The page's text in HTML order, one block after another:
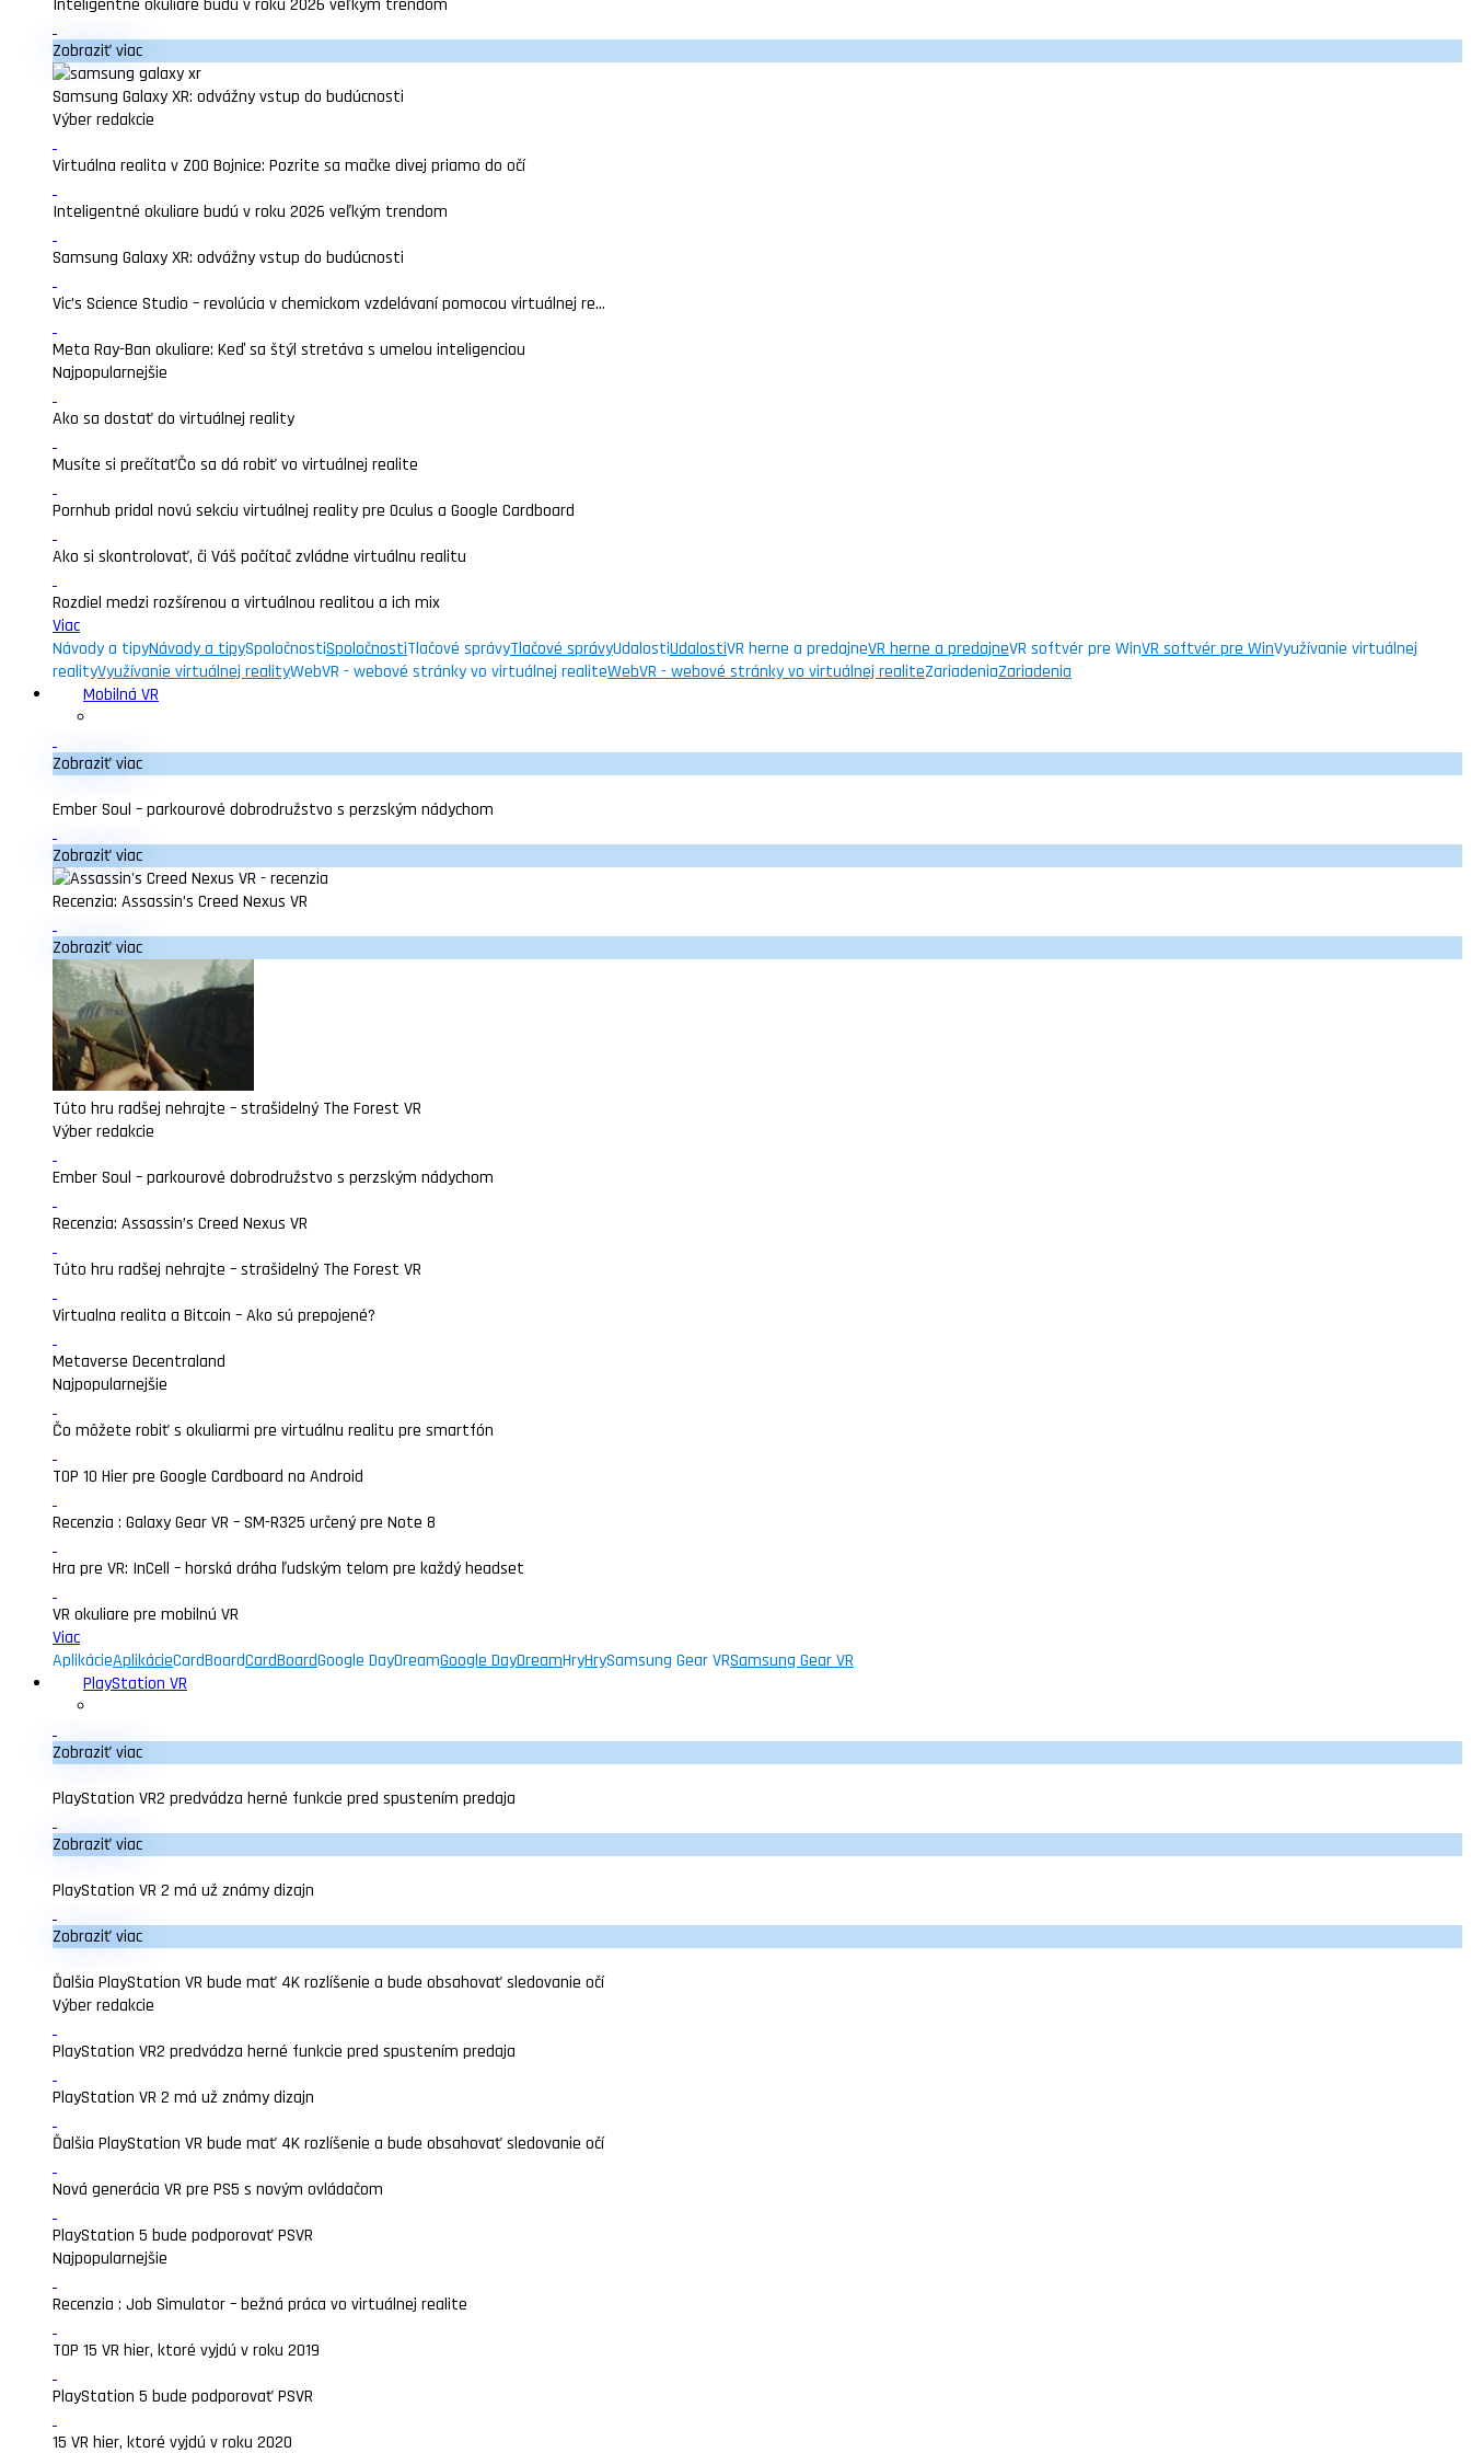
Inteligentné okuliare budú v roku 2026 veľkým trendom
Zobraziť viac
Samsung Galaxy XR: odvážny vstup do budúcnosti
Výber redakcie
Virtuálna realita v ZOO Bojnice: Pozrite sa mačke divej priamo do očí
Inteligentné okuliare budú v roku 2026 veľkým trendom
Samsung Galaxy XR: odvážny vstup do budúcnosti
Vic’s Science Studio – revolúcia v chemickom vzdelávaní pomocou virtuálnej re...
Meta Ray-Ban okuliare: Keď sa štýl stretáva s umelou inteligenciou
Najpopularnejšie
Ako sa dostať do virtuálnej reality
Musíte si prečítaťČo sa dá robiť vo virtuálnej realite
Pornhub pridal novú sekciu virtuálnej reality pre Oculus a Google Cardboard
Ako si skontrolovať, či Váš počítač zvládne virtuálnu realitu
Rozdiel medzi rozšírenou a virtuálnou realitou a ich mix
Viac
Návody a tipyNávody a tipySpoločnostiSpoločnostiTlačové správyTlačové správyUdalostiUdalostiVR herne a predajneVR herne a predajneVR softvér pre WinVR softvér pre WinVyužívanie virtuálnej
realityVyužívanie virtuálnej realityWebVR - webové stránky vo virtuálnej realiteWebVR - webové stránky vo virtuálnej realiteZariadeniaZariadenia
Mobilná VR
Zobraziť viac
Ember Soul – parkourové dobrodružstvo s perzským nádychom
Zobraziť viac
Recenzia: Assassin’s Creed Nexus VR
Zobraziť viac
Túto hru radšej nehrajte – strašidelný The Forest VR
Výber redakcie
Ember Soul – parkourové dobrodružstvo s perzským nádychom
Recenzia: Assassin’s Creed Nexus VR
Túto hru radšej nehrajte – strašidelný The Forest VR
Virtualna realita a Bitcoin – Ako sú prepojené?
Metaverse Decentraland
Najpopularnejšie
Čo môžete robiť s okuliarmi pre virtuálnu realitu pre smartfón
TOP 10 Hier pre Google Cardboard na Android
Recenzia : Galaxy Gear VR – SM-R325 určený pre Note 8
Hra pre VR: InCell – horská dráha ľudským telom pre každý headset
VR okuliare pre mobilnú VR
Viac
AplikácieAplikácieCardBoardCardBoardGoogle DayDreamGoogle DayDreamHryHrySamsung Gear VRSamsung Gear VR
PlayStation VR
Zobraziť viac
PlayStation VR2 predvádza herné funkcie pred spustením predaja
Zobraziť viac
PlayStation VR 2 má už známy dizajn
Zobraziť viac
Ďalšia PlayStation VR bude mať 4K rozlíšenie a bude obsahovať sledovanie očí
Výber redakcie
PlayStation VR2 predvádza herné funkcie pred spustením predaja
PlayStation VR 2 má už známy dizajn
Ďalšia PlayStation VR bude mať 4K rozlíšenie a bude obsahovať sledovanie očí
Nová generácia VR pre PS5 s novým ovládačom
PlayStation 5 bude podporovať PSVR
Najpopularnejšie
Recenzia : Job Simulator – bežná práca vo virtuálnej realite
TOP 15 VR hier, ktoré vyjdú v roku 2019
PlayStation 5 bude podporovať PSVR
15 VR hier, ktoré vyjdú v roku 2020